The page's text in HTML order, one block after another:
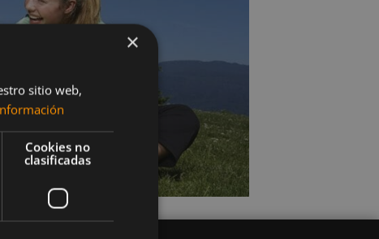
×
sitio web,
Cookies no
clasificadas